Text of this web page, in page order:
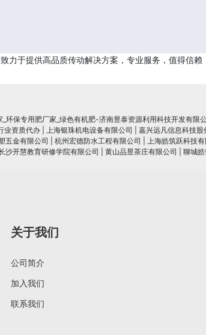
力于提供高品质传动解决方案，专业服务，值得信赖
_环保专用肥厂家_绿色有机肥-济南昱泰资源利用科技开发有限
业资质代办
上海银珠机电设备有限公司 嘉兴远凡信息科技股
五金有限公司 杭州宏德防水工程有限公司 上海皓筑跃科技有
沙开慧教育研修学院有限公司 黄山品昱茶庄有限公司 聊城
关于我们
公司简介
加入我们
联系我们